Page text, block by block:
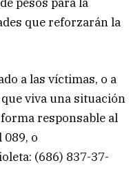
que reforzarán la
a las víctimas, o a
viva una situación
responsable al
089, o
(686) 837-37-